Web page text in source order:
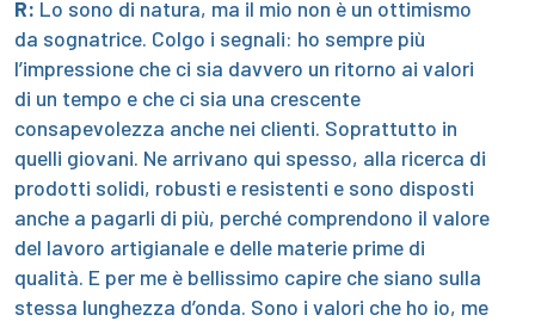
R: Lo sono di natura, ma il mio non è un ottimismo
da sognatrice. Colgo i segnali: ho sempre più
l’impressione che ci sia davvero un ritorno ai valori
di un tempo e che ci sia una crescente
consapevolezza anche nei clienti. Soprattutto in
quelli giovani. Ne arrivano qui spesso, alla ricerca di
prodotti solidi, robusti e resistenti e sono disposti
anche a pagarli di più, perché comprendono il valore
del lavoro artigianale e delle materie prime di
qualità. E per me è bellissimo capire che siano sulla
stessa lunghezza d’onda. Sono i valori che ho io, me